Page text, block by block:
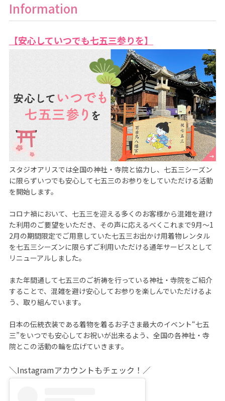
Information
【安心していつでも七五三参りを】
スタジオアリスでは全国の神社・寺院と協力し、七五三シーズン
に限らずいつでも安心して七五三のお参りをしていただける活動
を開始します。
コロナ禍において、七五三を迎える多くのお客様から混雑を避け
た利用のご要望をいただき、その声に応えるべくこれまで9月～1
2月の期間限定でご用意していた七五三お出かけ用着物レンタル
を七五三シーズンに限らずご利用いただける通年サービスとして
リニューアルしました。
また年間通して七五三のご祈祷を行っている神社・寺院をご紹介
することで、混雑を避け安心してお参りを楽しんでいただけるよ
う、取り組んでいます。
日本の伝統衣装である着物を着るお子さま最大のイベント“七五
三”をいつでも安心してお祝いが出来るよう、全国の各神社・寺
院とこの活動の輪を広げていきます。
＼Instagramアカウントもチェック！／